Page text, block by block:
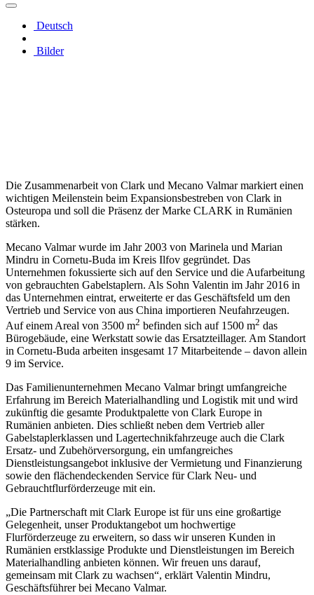
Deutsch
Bilder
Die Zusammenarbeit von Clark und Mecano Valmar markiert einen
wichtigen Meilenstein beim Expansionsbestreben von Clark in
Osteuropa und soll die Präsenz der Marke CLARK in Rumänien
stärken.
Mecano Valmar wurde im Jahr 2003 von Marinela und Marian
Mindru in Cornetu-Buda im Kreis Ilfov gegründet. Das
Unternehmen fokussierte sich auf den Service und die Aufarbeitung
von gebrauchten Gabelstaplern. Als Sohn Valentin im Jahr 2016 in
das Unternehmen eintrat, erweiterte er das Geschäftsfeld um den
Vertrieb und Service von aus China importieren Neufahrzeugen.
Auf einem Areal von 3500 m2 befinden sich auf 1500 m2 das
Bürogebäude, eine Werkstatt sowie das Ersatzteillager. Am Standort
in Cornetu-Buda arbeiten insgesamt 17 Mitarbeitende – davon allein
9 im Service.
Das Familienunternehmen Mecano Valmar bringt umfangreiche
Erfahrung im Bereich Materialhandling und Logistik mit und wird
zukünftig die gesamte Produktpalette von Clark Europe in
Rumänien anbieten. Dies schließt neben dem Vertrieb aller
Gabelstaplerklassen und Lagertechnikfahrzeuge auch die Clark
Ersatz- und Zubehörversorgung, ein umfangreiches
Dienstleistungsangebot inklusive der Vermietung und Finanzierung
sowie den flächendeckenden Service für Clark Neu- und
Gebrauchtflurförderzeuge mit ein.
„Die Partnerschaft mit Clark Europe ist für uns eine großartige
Gelegenheit, unser Produktangebot um hochwertige
Flurförderzeuge zu erweitern, so dass wir unseren Kunden in
Rumänien erstklassige Produkte und Dienstleistungen im Bereich
Materialhandling anbieten können. Wir freuen uns darauf,
gemeinsam mit Clark zu wachsen“, erklärt Valentin Mindru,
Geschäftsführer bei Mecano Valmar.